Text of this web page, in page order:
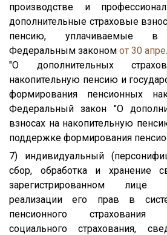
производстве и
дополнительные страховые
пенсию, уплачиваемые в
Федеральным законом от 30
"О дополнительных
накопительную пенсию и
формирования пенсионных
Федеральный закон "О
взносах на накопительную
поддержке формирования
7) индивидуальный
сбор, обработка и хранение
зарегистрированном лице
реализации его прав в
пенсионного страхования
социального страхования,